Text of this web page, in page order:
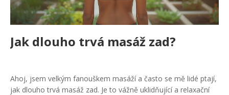
Jak dlouho trvá masáž zad?
Ahoj, jsem velkým fanouškem masáží a často se mě lidé ptají,
jak dlouho trvá masáž zad. Je to vážně uklidňující a relaxační